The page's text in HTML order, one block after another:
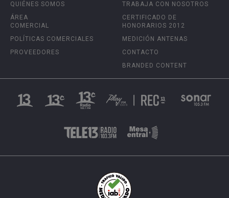
QUIÉNES SOMOS
ÁREA
COMERCIAL
POLÍTICAS COMERCIALES
PROVEEDORES
TRABAJA CON NOSOTROS
CERTIFICADO DE
HONORARIOS 2012
MEDICIÓN ANTENAS
CONTACTO
BRANDED CONTENT